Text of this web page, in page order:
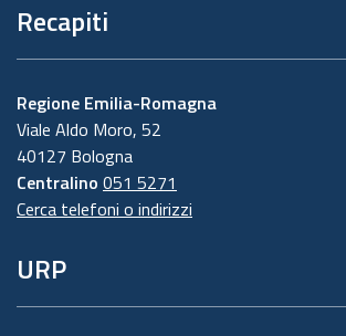
Recapiti
Regione Emilia-Romagna
Viale Aldo Moro, 52
40127 Bologna
Centralino 051 5271
Cerca telefoni o indirizzi
URP